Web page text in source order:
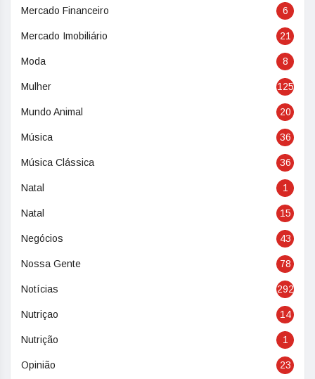
Mercado Financeiro 6
Mercado Imobiliário 21
Moda 8
Mulher 125
Mundo Animal 20
Música 36
Música Clássica 36
Natal 1
Natal 15
Negócios 43
Nossa Gente 78
Notícias 292
Nutriçao 14
Nutrição 1
Opinião 23